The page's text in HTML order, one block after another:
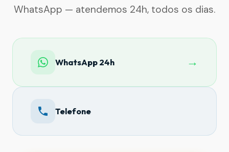
WhatsApp — atendemos 24h, todos os dias.
WhatsApp 24h →
Telefone